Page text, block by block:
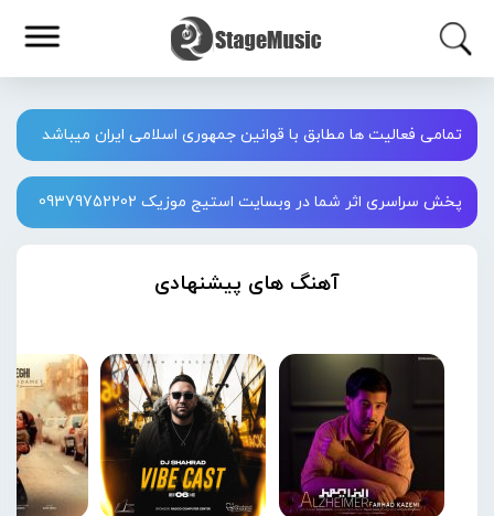
تمامی فعالیت ها مطابق با قوانین جمهوری اسلامی ایران میباشد
پخش سراسری اثر شما در وبسایت استیج موزیک 09379752202
آهنگ های پیشنهادی